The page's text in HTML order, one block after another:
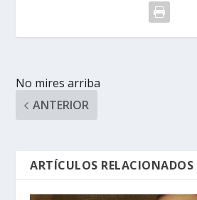
No mires arriba
ANTERIOR
ARTÍCULOS RELACIONADOS